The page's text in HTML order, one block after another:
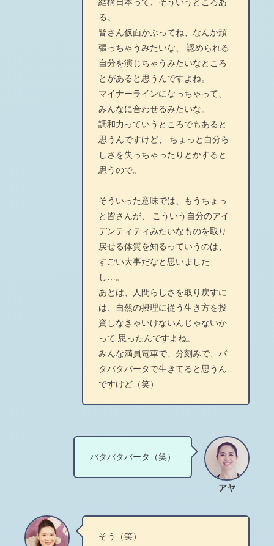
結構日本って、そういうところあ
る。
皆さん仮面かぶってね、なんか頑
張っちゃうみたいな、 認められる
自分を演じちゃうみたいなところ
とがあると思うんですよね。
マイナーラインになっちゃって、
みんなに合わせるみたいな。
調和力っていうところでもあると
思うんですけど、 ちょっと自分ら
しさを失っちゃったりとかすると
思うので。
そういった意味では、もうちょっ
と皆さんが、 こういう自分のアイ
デンティティみたいなものを取り
戻せる体質を知るっていうのは、
すごい大事だなと思いました
し…。
あとは、人間らしさを取り戻すに
は、自然の摂理に従う生き方を投
資しなきゃいけないんじゃないか
って 思ったんですよね。
みんな満員電車で、分刻みで、バ
タバタバータで生きてると思うん
ですけど（笑）
アヤ
バタバタバータ（笑）
そう（笑）